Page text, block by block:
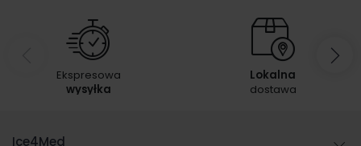
Ekspresowa
wysyłka
Lokalna
dostawa
Ice4Med